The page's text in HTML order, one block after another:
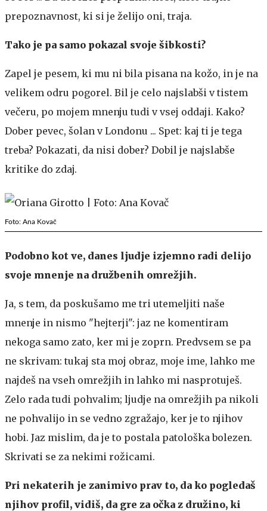
prepoznavnost, ki si je želijo oni, traja.
Tako je pa samo pokazal svoje šibkosti?
Zapel je pesem, ki mu ni bila pisana na kožo, in je na
velikem odru pogorel. Bil je celo najslabši v tistem
večeru, po mojem mnenju tudi v vsej oddaji. Kako?
Dober pevec, šolan v Londonu ... Spet: kaj ti je tega
treba? Pokazati, da nisi dober? Dobil je najslabše
kritike do zdaj.
Foto: Ana Kovač
Podobno kot ve, danes ljudje izjemno radi delijo
svoje mnenje na družbenih omrežjih.
Ja, s tem, da poskušamo me tri utemeljiti naše
mnenje in nismo "hejterji": jaz ne komentiram
nekoga samo zato, ker mi je zoprn. Predvsem se pa
ne skrivam: tukaj sta moj obraz, moje ime, lahko me
najdeš na vseh omrežjih in lahko mi nasprotuješ.
Zelo rada tudi pohvalim; ljudje na omrežjih pa nikoli
ne pohvalijo in se vedno zgražajo, ker je to njihov
hobi. Jaz mislim, da je to postala patološka bolezen.
Skrivati se za nekimi rožicami.
Pri nekaterih je zanimivo prav to, da ko pogledaš
njihov profil, vidiš, da gre za očka z družino, ki